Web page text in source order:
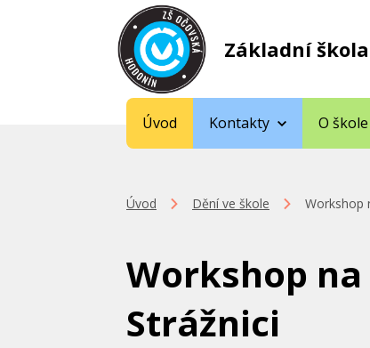
Základní
Úvod Kontakty O škole
Úvod Dění ve škole Workshop
Workshop
Strážnici